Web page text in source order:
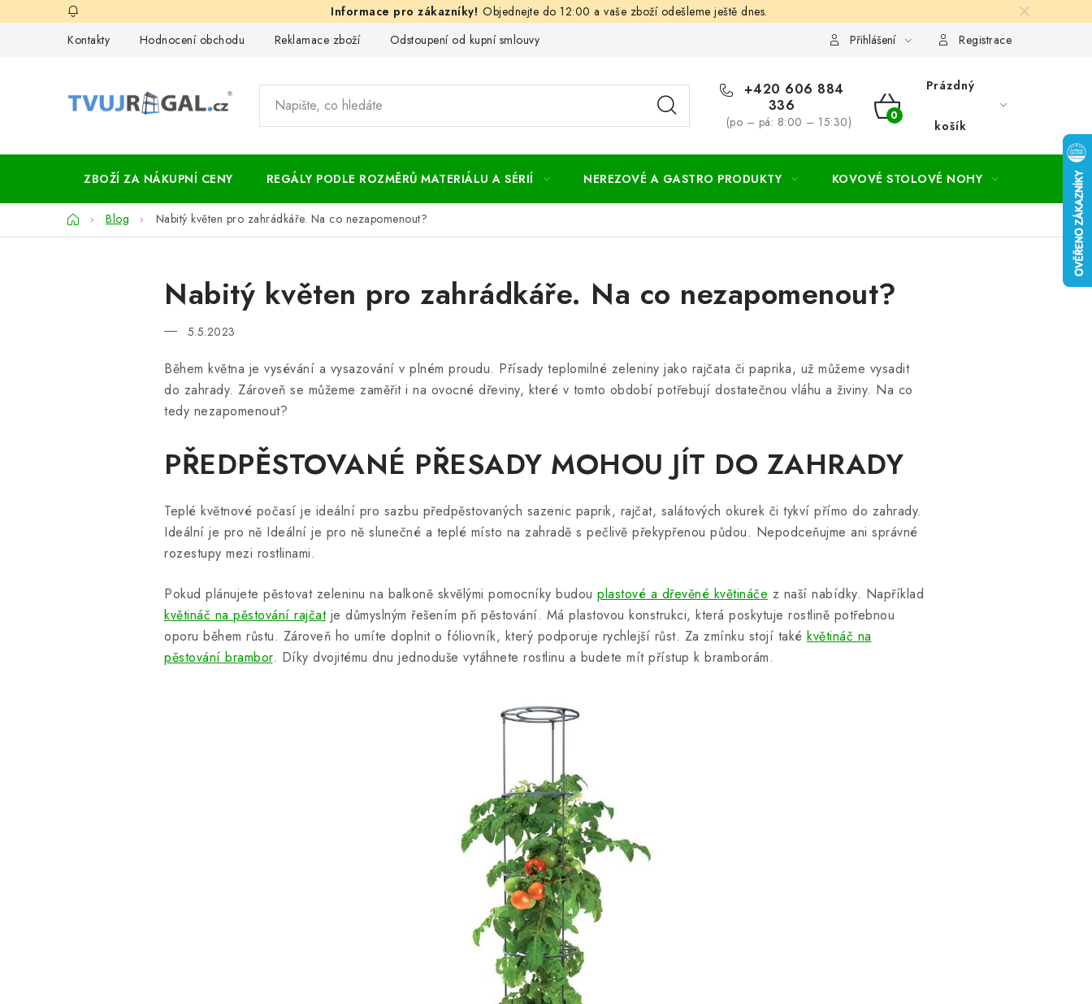
na
Objednejte do 12:00 a vaše zboží odešleme ještě dnes.
Kontakty
Hodnocení obchodu Reklamace zboží Odstoupení od kupní smlouvy Obchodní a dodací podmínky Ochrana osobních údajú
Přihlášení Registrace
+420 606 884
336
(po – pá: 8:00 – 15:30)
NÁKUPNÍ
Prázdný
košík
ZBOŽÍ ZA NÁKUPNÍ CENY REGÁLY PODLE ROZMĚRŮ MATERIÁLU A SÉRIÍ NEREZOVÉ A GASTRO PRODUKTY KOVOVÉ STOLOVÉ NOHY
DomůBlog Nabitý květen pro zahrádkáře. Na co nezapomenout?
Nabitý květen pro zahrádkáře. Na co nezapomenout?
5.5.2023
Během května je vysévání a vysazování v plném proudu. Přísady teplomilné zeleniny jako rajčata či paprika, už můžeme vysadit
do zahrady. Zároveň se můžeme zaměřit i na ovocné dřeviny, které v tomto období potřebují dostatečnou vláhu a živiny. Na co
tedy nezapomenout?
PŘEDPĚSTOVANÉ PŘESADY MOHOU JÍT DO ZAHRADY
Teplé květnové počasí je ideální pro sazbu předpěstovaných sazenic paprik, rajčat, salátových okurek či tykví přímo do zahrady.
Ideální je pro ně Ideální je pro ně slunečné a teplé místo na zahradě s pečlivě překypřenou půdou. Nepodceňujme ani správné
rozestupy mezi rostlinami.
Pokud plánujete pěstovat zeleninu na balkoně skvělými pomocníky budou plastové a dřevěné květináče z naší nabídky. Například
květináč na pěstování rajčatje důmyslným řešením při pěstování. Má plastovou konstrukci, která poskytuje rostlině potřebnou
oporu během růstu. Zároveň ho umíte doplnit o fóliovník, který podporuje rychlejší růst. Za zmínku stojí také květináč na
pěstování brambor. Díky dvojitému dnu jednoduše vytáhnete rostlinu a budete mít přístup k bramborám.